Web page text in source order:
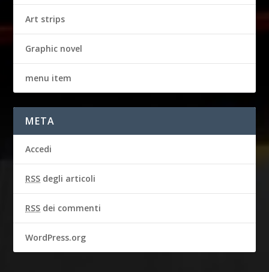
Art strips
Graphic novel
menu item
META
Accedi
RSS degli articoli
RSS dei commenti
WordPress.org